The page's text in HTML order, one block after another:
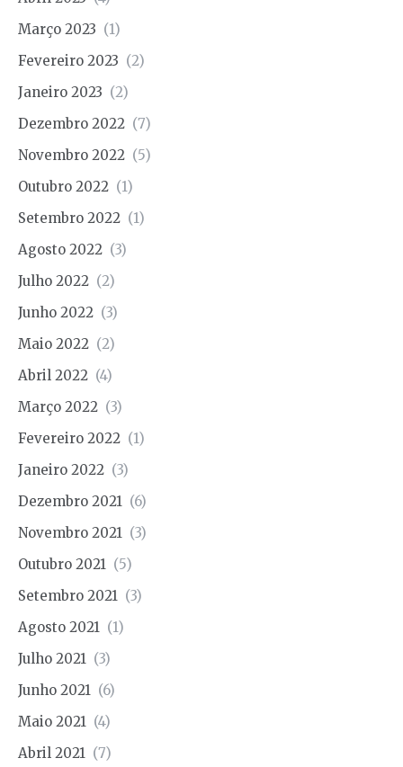
Março 2023 (1)
Fevereiro 2023 (2)
Janeiro 2023 (2)
Dezembro 2022 (7)
Novembro 2022 (5)
Outubro 2022 (1)
Setembro 2022 (1)
Agosto 2022 (3)
Julho 2022 (2)
Junho 2022 (3)
Maio 2022 (2)
Abril 2022 (4)
Março 2022 (3)
Fevereiro 2022 (1)
Janeiro 2022 (3)
Dezembro 2021 (6)
Novembro 2021 (3)
Outubro 2021 (5)
Setembro 2021 (3)
Agosto 2021 (1)
Julho 2021 (3)
Junho 2021 (6)
Maio 2021 (4)
Abril 2021 (7)